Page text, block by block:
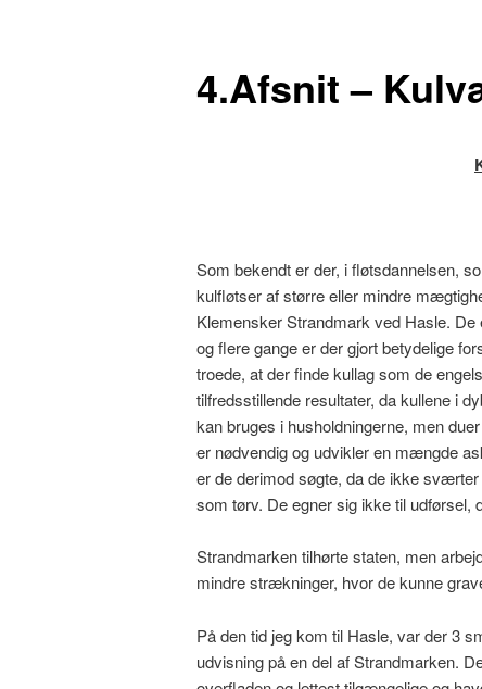
4.Afsnit –
Som bekendt er der, i fløtsdannelsen,
kulfløtser af større eller mindre
Klemensker Strandmark ved Hasle. De
og flere gange er der gjort betydelige
troede, at der finde kullag som de
tilfredsstillende resultater, da kullene i
kan bruges i husholdningerne, men
er nødvendig og udvikler en mængde
er de derimod søgte, da de ikke
som tørv. De egner sig ikke til udførsel,
Strandmarken tilhørte staten, men
mindre strækninger, hvor de kunne
På den tid jeg kom til Hasle, var der 3
udvisning på en del af Strandmarken.